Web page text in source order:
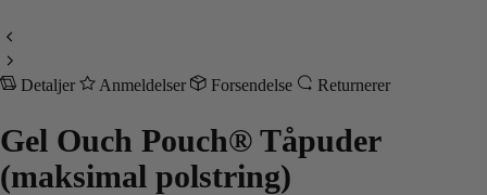
Detaljer Anmeldelser Forsendelse Returnerer
Gel Ouch Pouch® Tåpuder
(maksimal polstring)